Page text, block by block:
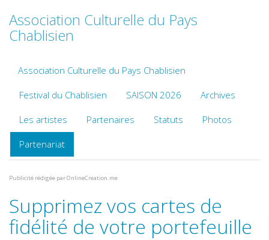
Association Culturelle du Pays
Chablisien
Association Culturelle du Pays Chablisien
Festival du Chablisien SAISON 2026 Archives
Les artistes Partenaires Statuts Photos
Partenariat
Publicité rédigée par OnlineCreation.me
Supprimez vos cartes de
fidélité de votre portefeuille